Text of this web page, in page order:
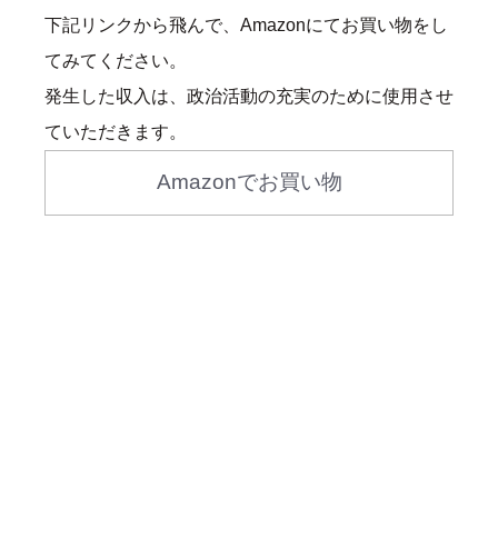
下記リンクから飛んで、Amazonにてお買い物をし
てみてください。
発生した収入は、政治活動の充実のために使用させ
ていただきます。
Amazonでお買い物